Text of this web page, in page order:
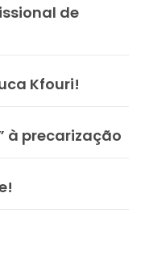
de
Kfouri!
à precarização